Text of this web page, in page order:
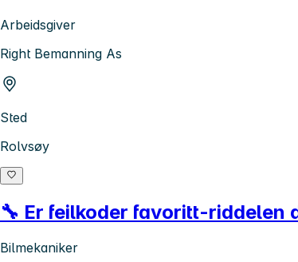
Arbeidsgiver
Right Bemanning As
Sted
Rolvsøy
🔧 Er feilkoder favoritt-riddelen
Bilmekaniker